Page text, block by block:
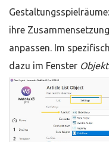
ihre
anpassen. Im
dazu im Fenster